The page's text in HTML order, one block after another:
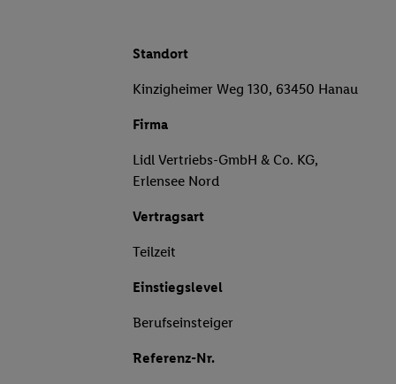
Standort
Kinzigheimer Weg 130, 63450 Hanau
Firma
Lidl Vertriebs-GmbH & Co. KG,
Erlensee Nord
Vertragsart
Teilzeit
Einstiegslevel
Berufseinsteiger
Referenz-Nr.